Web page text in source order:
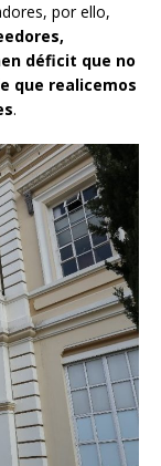
por ello,
déficit que no
que realicemos
.